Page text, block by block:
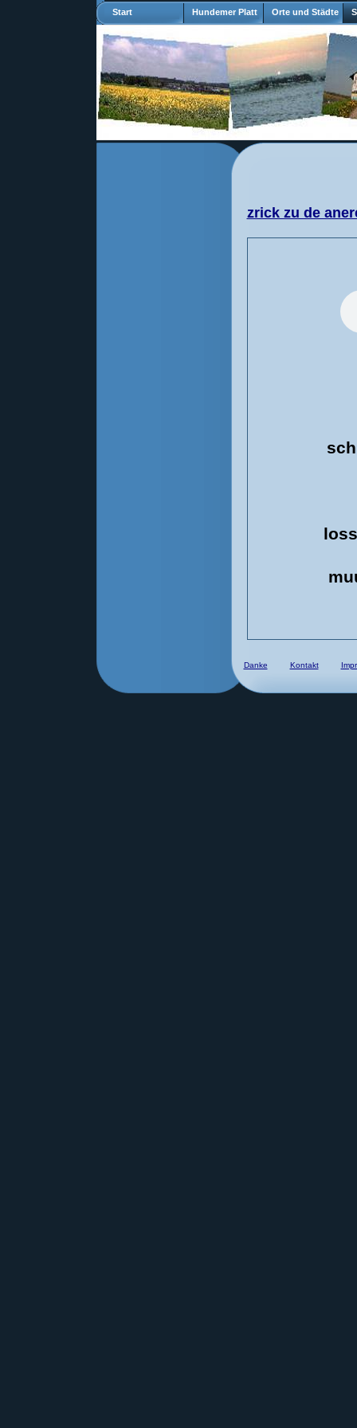
Start Hundemer Platt Orte und Städte
zrick zu de
Danke Kontakt